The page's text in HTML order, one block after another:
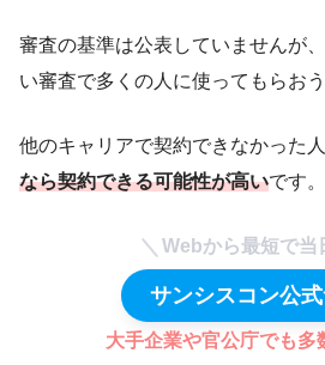
審査の基準は公表していませんが
い審査で多くの人に使ってもらお
他のキャリアで契約できなかった人
なら契約できる可能性が高いです。
Webから最短で当
サンシスコン公
大手企業や官公庁でも多